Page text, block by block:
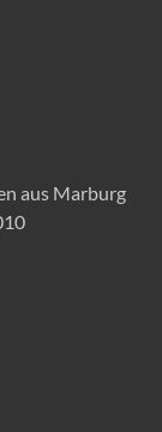
aus Marburg